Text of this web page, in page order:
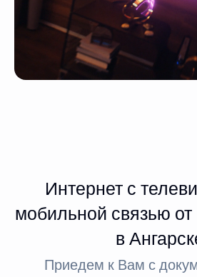
Интернет с
мобильной связью
в
Приедем к Вам с